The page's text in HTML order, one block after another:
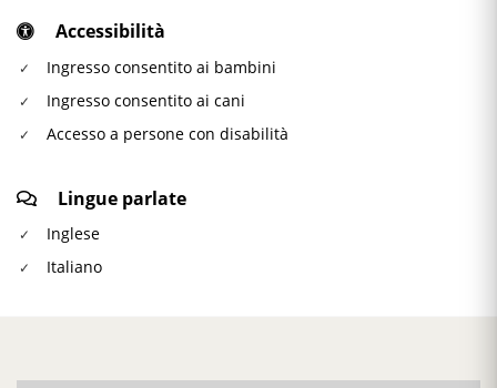
Accessibilità
Ingresso consentito ai bambini
Ingresso consentito ai cani
Accesso a persone con disabilità
Lingue parlate
Inglese
Italiano